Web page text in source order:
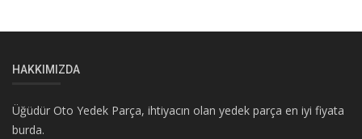
HAKKIMIZDA
Üğüdür Oto Yedek Parça, ihtiyacın olan yedek parça en iyi fiyata
burda.